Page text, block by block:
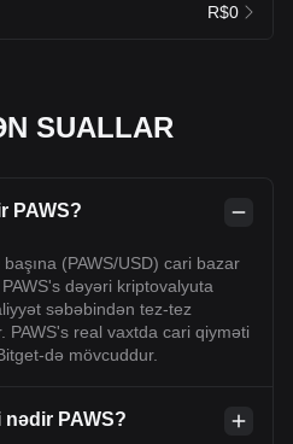
R$0
SUALLAR
PAWS?
(PAWS/USD) cari bazar
dəyəri kriptovalyuta
səbəbindən tez-tez
PAWS's real vaxtda cari qiyməti
də mövcuddur.
nədir PAWS?